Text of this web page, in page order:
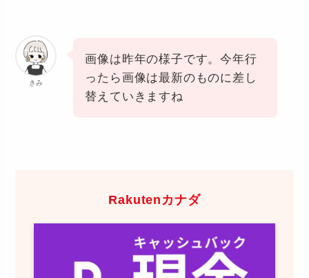
きみ
画像は昨年の様子です。今年行
ったら画像は最新のものに差し
替えていきますね
Rakutenカナダ